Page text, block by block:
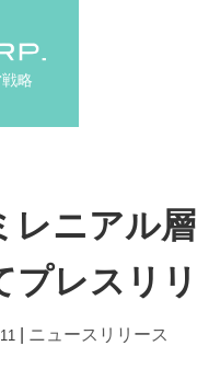
略
レニアル
プレスリ
ニュースリリース